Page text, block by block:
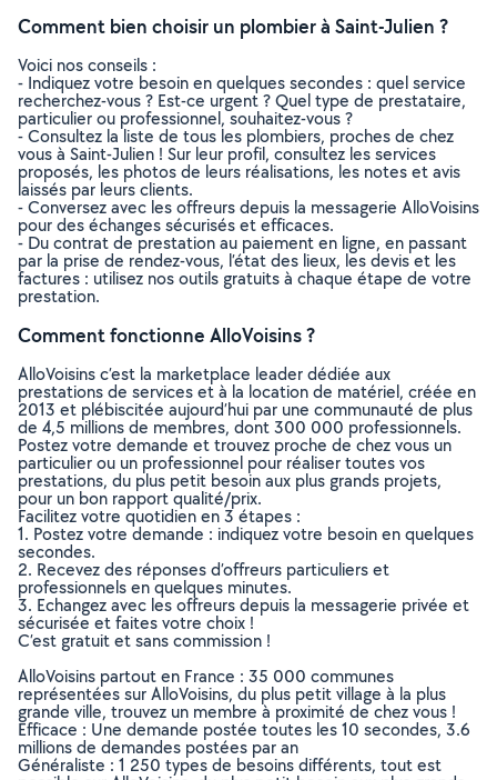
Comment bien choisir un plombier à Saint-Julien ?
Voici nos conseils :
- Indiquez votre besoin en quelques secondes : quel service
recherchez-vous ? Est-ce urgent ? Quel type de prestataire,
particulier ou professionnel, souhaitez-vous ?
- Consultez la liste de tous les plombiers, proches de chez
vous à Saint-Julien ! Sur leur profil, consultez les services
proposés, les photos de leurs réalisations, les notes et avis
laissés par leurs clients.
- Conversez avec les offreurs depuis la messagerie AlloVoisins
pour des échanges sécurisés et efficaces.
- Du contrat de prestation au paiement en ligne, en passant
par la prise de rendez-vous, l’état des lieux, les devis et les
factures : utilisez nos outils gratuits à chaque étape de votre
prestation.
Comment fonctionne AlloVoisins ?
AlloVoisins c’est la marketplace leader dédiée aux
prestations de services et à la location de matériel, créée en
2013 et plébiscitée aujourd’hui par une communauté de plus
de 4,5 millions de membres, dont 300 000 professionnels.
Postez votre demande et trouvez proche de chez vous un
particulier ou un professionnel pour réaliser toutes vos
prestations, du plus petit besoin aux plus grands projets,
pour un bon rapport qualité/prix.
Facilitez votre quotidien en 3 étapes :
1. Postez votre demande : indiquez votre besoin en quelques
secondes.
2. Recevez des réponses d’offreurs particuliers et
professionnels en quelques minutes.
3. Echangez avec les offreurs depuis la messagerie privée et
sécurisée et faites votre choix !
C’est gratuit et sans commission !
AlloVoisins partout en France : 35 000 communes
représentées sur AlloVoisins, du plus petit village à la plus
grande ville, trouvez un membre à proximité de chez vous !
Efficace : Une demande postée toutes les 10 secondes, 3.6
millions de demandes postées par an
Généraliste : 1 250 types de besoins différents, tout est